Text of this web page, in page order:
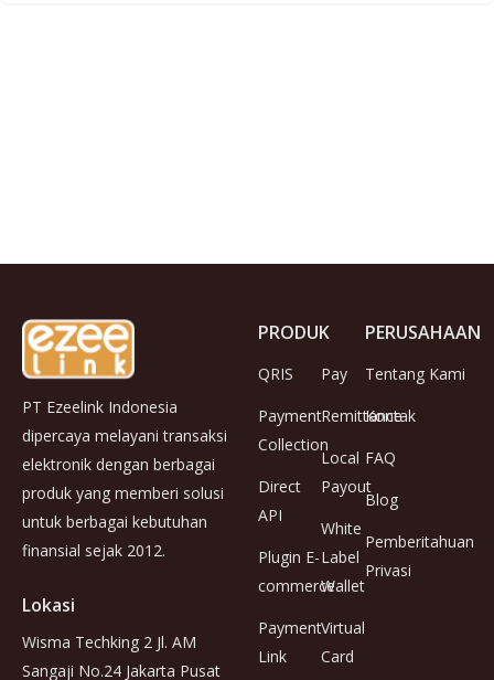
PT Ezeelink Indonesia
dipercaya melayani transaksi
elektronik dengan berbagai
produk yang memberi solusi
untuk berbagai kebutuhan
finansial sejak 2012.
Lokasi
Wisma Techking 2 Jl. AM
Sangaji No.24 Jakarta Pusat
PRODUK
QRIS
Payment
Collection
Direct
API
Plugin E-
commerce
Payment
Link
Pay
Remittance
Local
Payout
White
Label
Wallet
Virtual
Card
PERUSAHAAN
Tentang Kami
Kontak
FAQ
Blog
Pemberitahuan
Privasi